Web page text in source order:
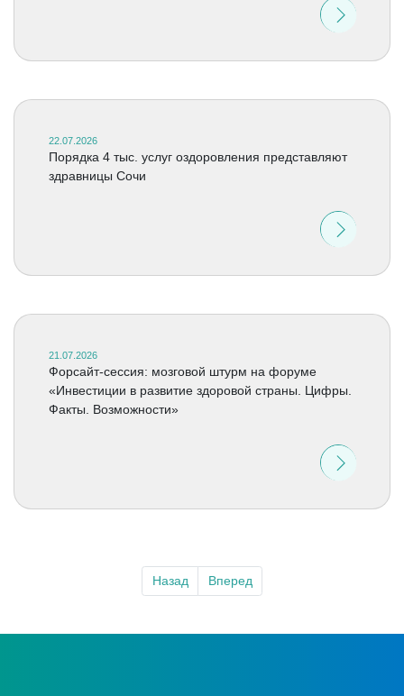
22.07.2026
Порядка 4 тыс. услуг оздоровления представляют
здравницы Сочи
21.07.2026
Форсайт-сессия: мозговой штурм на форуме
«Инвестиции в развитие здоровой страны. Цифры.
Факты. Возможности»
Назад Вперед